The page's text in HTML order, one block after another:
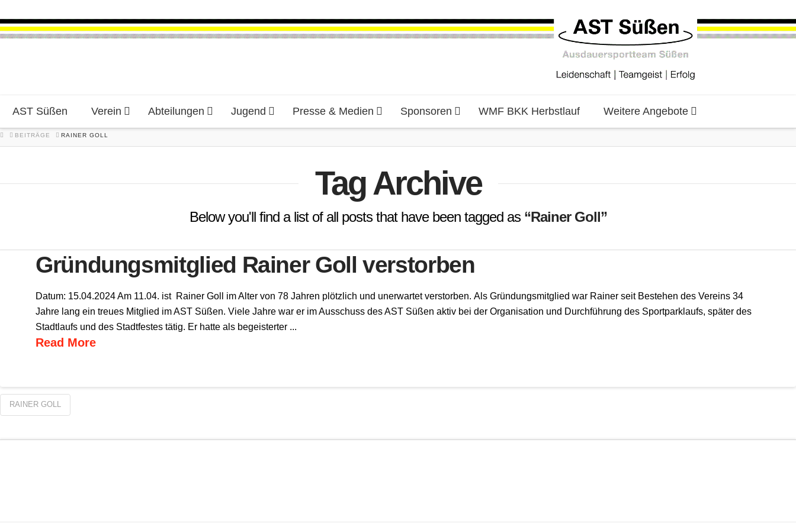
AST Süßen Verein Abteilungen Jugend Presse & Medien Sponsoren WMF BKK Herbstlauf Weitere Angebote
HOMEBEITRÄGE RAINER GOLL
Tag Archive
Below you'll find a list of all posts that have been tagged as “Rainer Goll”
Gründungsmitglied Rainer Goll verstorben
Datum: 15.04.2024 Am 11.04. ist Rainer Goll im Alter von 78 Jahren plötzlich und unerwartet verstorben. Als Gründungsmitglied war Rainer seit Bestehen des Vereins 34
Jahre lang ein treues Mitglied im AST Süßen. Viele Jahre war er im Ausschuss des AST Süßen aktiv bei der Organisation und Durchführung des Sportparklaufs, später des
Stadtlaufs und des Stadtfestes tätig. Er hatte als begeisterter ...
Read More
RAINER GOLL